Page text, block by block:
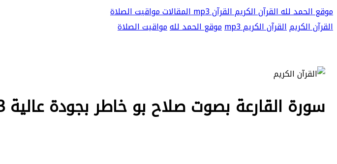
موقع الحمد للهالقرآن الكريمالقرآن mp3 المقالاتمواقيت الصلاة
القرآن الكريمالقرآن الكريم mp3 موقع الحمد للهمواقيت الصلاة
سورة القارعة بصوت صلاح بو خاطر بجودة عالية mp3